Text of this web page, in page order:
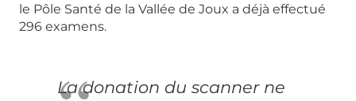
le Pôle Santé de la Vallée de Joux a déjà effectué
296 examens.
La donation du scanner ne